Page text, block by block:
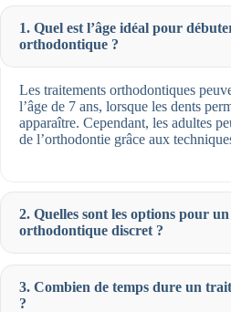
1. Quel est l’âge idéal pour
orthodontique ?
Les traitements orthodontiques
l’âge de 7 ans, lorsque les dents
apparaître. Cependant, les adultes
de l’orthodontie grâce aux
2. Quelles sont les options pour
orthodontique discret ?
3. Combien de temps dure un
?